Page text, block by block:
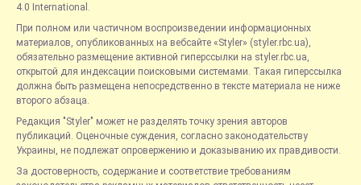
4.0 International.
При полном или частичном воспроизведении информационных
материалов, опубликованных на вебсайте «Styler» (styler.rbc.ua),
обязательно размещение активной гиперссылки на styler.rbc.ua,
открытой для индексации поисковыми системами. Такая гиперссылка
должна быть размещена непосредственно в тексте материала не ниже
второго абзаца.
Редакция "Styler" может не разделять точку зрения авторов
публикаций. Оценочные суждения, согласно законодательству
Украины, не подлежат опровержению и доказыванию их правдивости.
За достоверность, содержание и соответствие требованиям